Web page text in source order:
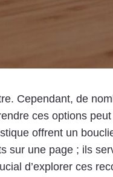
Cependant, de
ces options
offrent un
sur une page ; ils
d’explorer ces